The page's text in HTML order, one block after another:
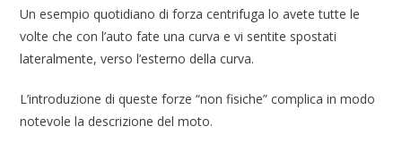
Un esempio quotidiano di forza centrifuga lo avete tutte le
volte che con l’auto fate una curva e vi sentite spostati
lateralmente, verso l’esterno della curva.
L’introduzione di queste forze “non fisiche” complica in modo
notevole la descrizione del moto.